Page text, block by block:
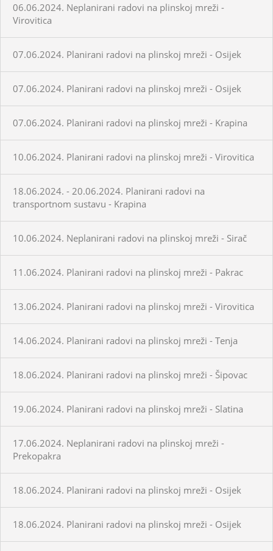
06.06.2024. Neplanirani radovi na plinskoj mreži -
Virovitica
07.06.2024. Planirani radovi na plinskoj mreži - Osijek
07.06.2024. Planirani radovi na plinskoj mreži - Osijek
07.06.2024. Planirani radovi na plinskoj mreži - Krapina
10.06.2024. Planirani radovi na plinskoj mreži - Virovitica
18.06.2024. - 20.06.2024. Planirani radovi na
transportnom sustavu - Krapina
10.06.2024. Neplanirani radovi na plinskoj mreži - Sirač
11.06.2024. Planirani radovi na plinskoj mreži - Pakrac
13.06.2024. Planirani radovi na plinskoj mreži - Virovitica
14.06.2024. Planirani radovi na plinskoj mreži - Tenja
18.06.2024. Planirani radovi na plinskoj mreži - Šipovac
19.06.2024. Planirani radovi na plinskoj mreži - Slatina
17.06.2024. Neplanirani radovi na plinskoj mreži -
Prekopakra
18.06.2024. Planirani radovi na plinskoj mreži - Osijek
18.06.2024. Planirani radovi na plinskoj mreži - Osijek